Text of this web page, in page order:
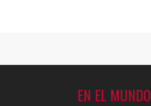
EN EL MUNDO